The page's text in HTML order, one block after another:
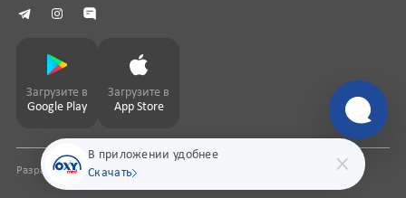
В приложении удобнее
Скачать
Загрузите в
Google Play
Загрузите в
App Store
Разработка сайтаpharmit.uz